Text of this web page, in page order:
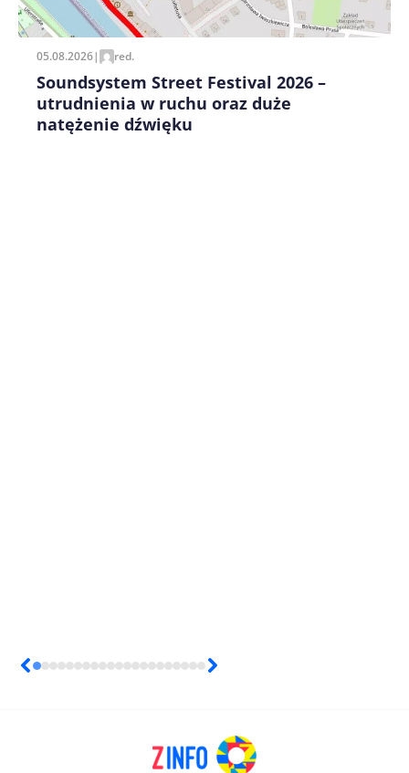
05.08.2026| red.
Soundsystem Street Festival 2026 –
utrudnienia w ruchu oraz duże
natężenie dźwięku